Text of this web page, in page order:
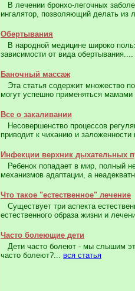
В лечении бронхо-легочных
инга­лятор, позволяющий делать из
Обертывания
В народной медицине широко
зависимости от вида оберты­вания....
Баночный массаж
Эта статья содержит множество
могут успешно применяться
Все о закаливании
Несовершенство процессов
приводит к чиханию и
Инфекции верхник дыхательных
Ребенок попадает в мир, полный
механизмов адаптации, а
Что такое "естественное" лечение
Существует три аспекта
естественного образа жизни и
Часто болеющие дети
Дети часто болеют - мы слышим
часто боле­ют?... вся статья